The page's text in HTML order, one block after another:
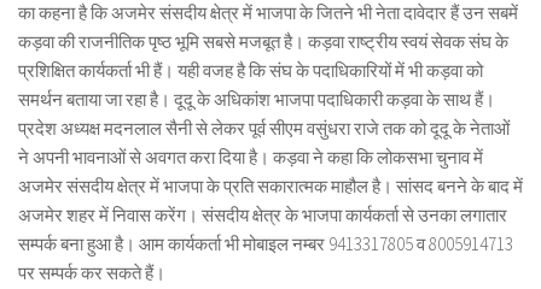
का कहना है कि अजमेर संसदीय क्षेत्र में भाजपा के जितने भी नेता दावेदार हैं उन सबमें
कड़वा की राजनीतिक पृष्ठ भूमि सबसे मजबूत है। कड़वा राष्ट्रीय स्वयं सेवक संघ के
प्रशिक्षित कार्यकर्ता भी हैं। यही वजह है कि संघ के पदाधिकारियों में भी कड़वा को
समर्थन बताया जा रहा है। दूदू के अधिकांश भाजपा पदाधिकारी कड़वा के साथ हैं।
प्रदेश अध्यक्ष मदनलाल सैनी से लेकर पूर्व सीएम वसुंधरा राजे तक को दूदू के नेताओं
ने अपनी भावनाओं से अवगत करा दिया है। कड़वा ने कहा कि लोकसभा चुनाव में
अजमेर संसदीय क्षेत्र में भाजपा के प्रति सकारात्मक माहौल है। सांसद बनने के बाद में
अजमेर शहर में निवास करेंग। संसदीय क्षेत्र के भाजपा कार्यकर्ता से उनका लगातार
सम्पर्क बना हुआ है। आम कार्यकर्ता भी मोबाइल नम्बर 9413317805 व 8005914713
पर सम्पर्क कर सकते हैं।